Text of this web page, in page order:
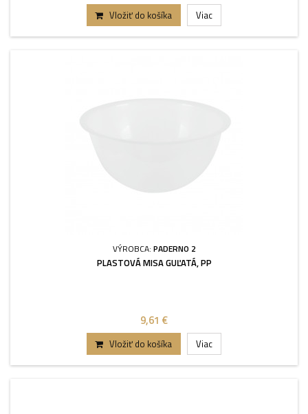
Vložiť do košíka Viac
VÝROBCA: PADERNO 2
PLASTOVÁ MISA GUĽATÁ, PP
9,61 €
Vložiť do košíka Viac